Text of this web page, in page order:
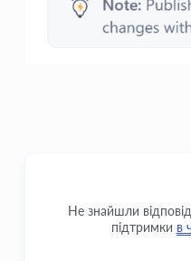
Не знайшли
підтримки в